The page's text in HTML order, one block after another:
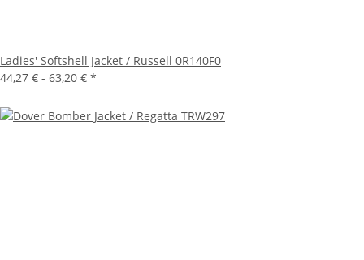
Ladies' Softshell Jacket / Russell 0R140F0
44,27 € - 63,20 € *